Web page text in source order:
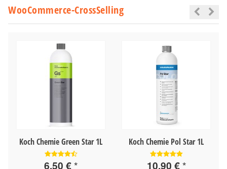
WooCommerce-CrossSelling
Koch Chemie Green Star 1L
6,50 €*
Koch Chemie Pol Star 1L
10,90 €*